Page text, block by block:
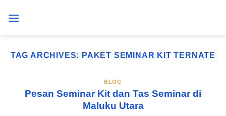
TAG ARCHIVES: PAKET SEMINAR KIT TERNATE
BLOG
Pesan Seminar Kit dan Tas Seminar di
Maluku Utara